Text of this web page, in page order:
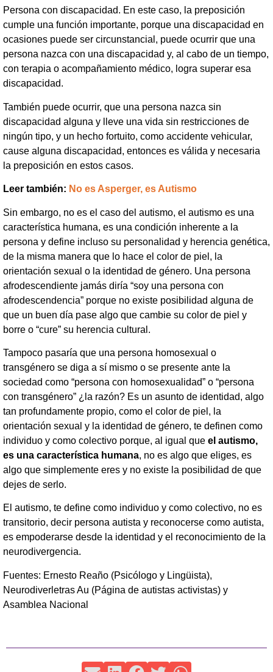
Persona con discapacidad. En este caso, la preposición
cumple una función importante, porque una discapacidad en
ocasiones puede ser circunstancial, puede ocurrir que una
persona nazca con una discapacidad y, al cabo de un tiempo,
con terapia o acompañamiento médico, logra superar esa
discapacidad.
También puede ocurrir, que una persona nazca sin
discapacidad alguna y lleve una vida sin restricciones de
ningún tipo, y un hecho fortuito, como accidente vehicular,
cause alguna discapacidad, entonces es válida y necesaria
la preposición en estos casos.
Leer también: No es Asperger, es Autismo
Sin embargo, no es el caso del autismo, el autismo es una
característica humana, es una condición inherente a la
persona y define incluso su personalidad y herencia genética,
de la misma manera que lo hace el color de piel, la
orientación sexual o la identidad de género. Una persona
afrodescendiente jamás diría “soy una persona con
afrodescendencia” porque no existe posibilidad alguna de
que un buen día pase algo que cambie su color de piel y
borre o “cure” su herencia cultural.
Tampoco pasaría que una persona homosexual o
transgénero se diga a sí mismo o se presente ante la
sociedad como “persona con homosexualidad” o “persona
con transgénero” ¿la razón? Es un asunto de identidad, algo
tan profundamente propio, como el color de piel, la
orientación sexual y la identidad de género, te definen como
individuo y como colectivo porque, al igual que el autismo,
es una característica humana, no es algo que eliges, es
algo que simplemente eres y no existe la posibilidad de que
dejes de serlo.
El autismo, te define como individuo y como colectivo, no es
transitorio, decir persona autista y reconocerse como autista,
es empoderarse desde la identidad y el reconocimiento de la
neurodivergencia.
Fuentes: Ernesto Reaño (Psicólogo y Lingüista),
Neurodiverletras Au (Página de autistas activistas) y
Asamblea Nacional